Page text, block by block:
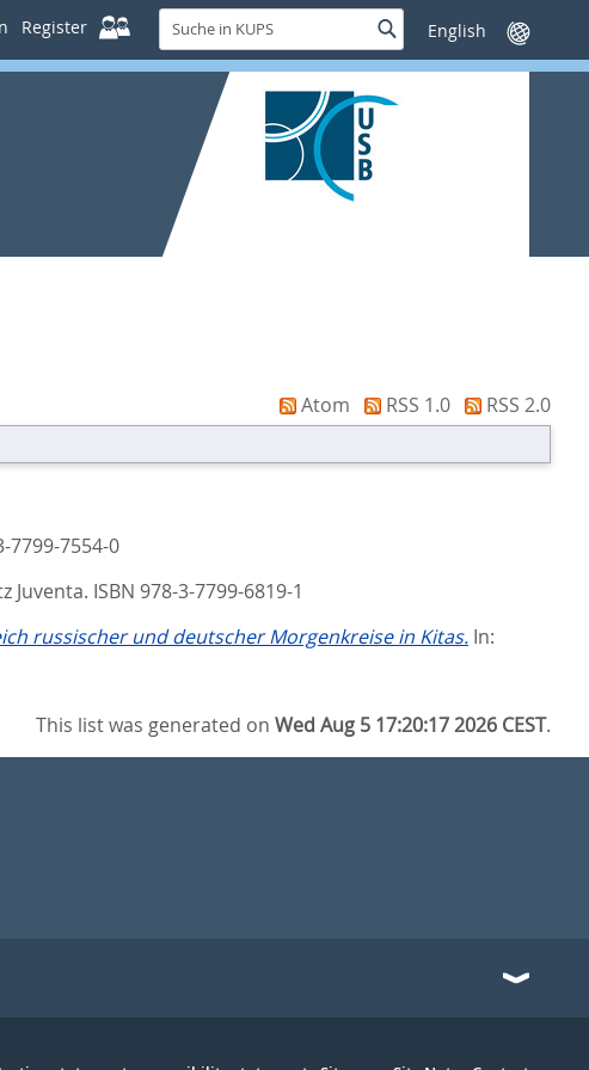
Register
Suche
in
KUPS
SucheSprache
wechseln
Atom RSS 1.0
RSS 2.0
7799-7554-0
Juventa. ISBN 978-3-7799-6819-1
russischer und deutscher Morgenkreise in Kitas. In:
This list was generated onWed Aug 5 17:20:17 2026 CEST.